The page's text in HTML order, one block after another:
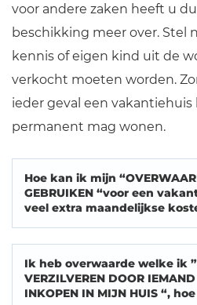
voor andere zaken heeft u
beschikking meer over. Stel
kennis of eigen kind uit de
verkocht moeten worden.
ieder geval een vakantiehuis
permanent mag wonen.
Hoe kan ik mijn
GEBRUIKEN “voor een
veel extra maandelijkse
Ik heb overwaarde welke ik
VERZILVEREN DOOR
INKOPEN IN MIJN HUIS “,